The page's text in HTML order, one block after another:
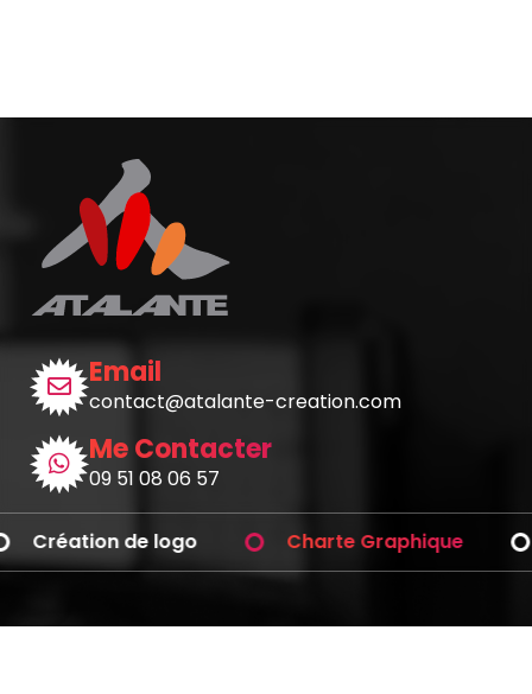
Email
contact@atalante-creation.com
Me Contacter
09 51 08 06 57
Création de logo Charte Graphique